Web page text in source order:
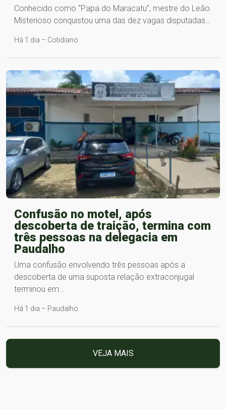
Conhecido como “Papa do Maracatu”, mestre do Leão
Misterioso conquistou uma das dez vagas disputadas…
Há 1 dia – Cotidiano
Confusão no motel, após
descoberta de traição, termina com
três pessoas na delegacia em
Paudalho
Uma confusão envolvendo três pessoas após a
descoberta de uma suposta relação extraconjugal
terminou em…
Há 1 dia – Paudalho
VEJA MAIS